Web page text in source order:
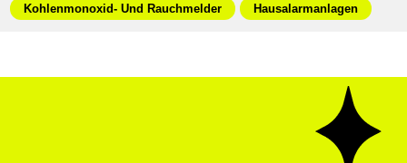
Kohlenmonoxid- Und Rauchmelder
Hausalarmanlagen